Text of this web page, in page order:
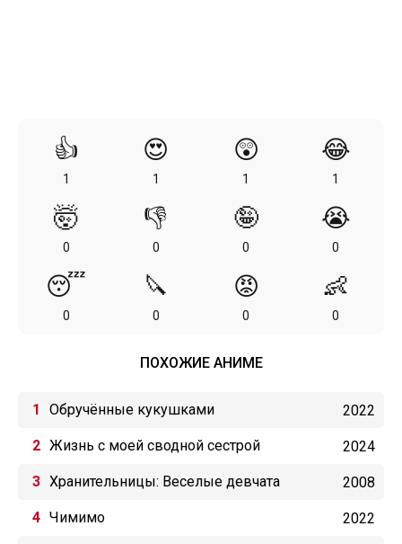
👍
1
😍
1
😲
1
😂
1
🤯
0
👎
0
🤪
0
😭
0
😴
0
🔪
0
😡
0
👶
0
ПОХОЖИЕ АНИМЕ
Обручённые кукушками 2022
Жизнь с моей сводной сестрой 2024
Хранительницы: Веселые девчата 2008
Чимимо 2022